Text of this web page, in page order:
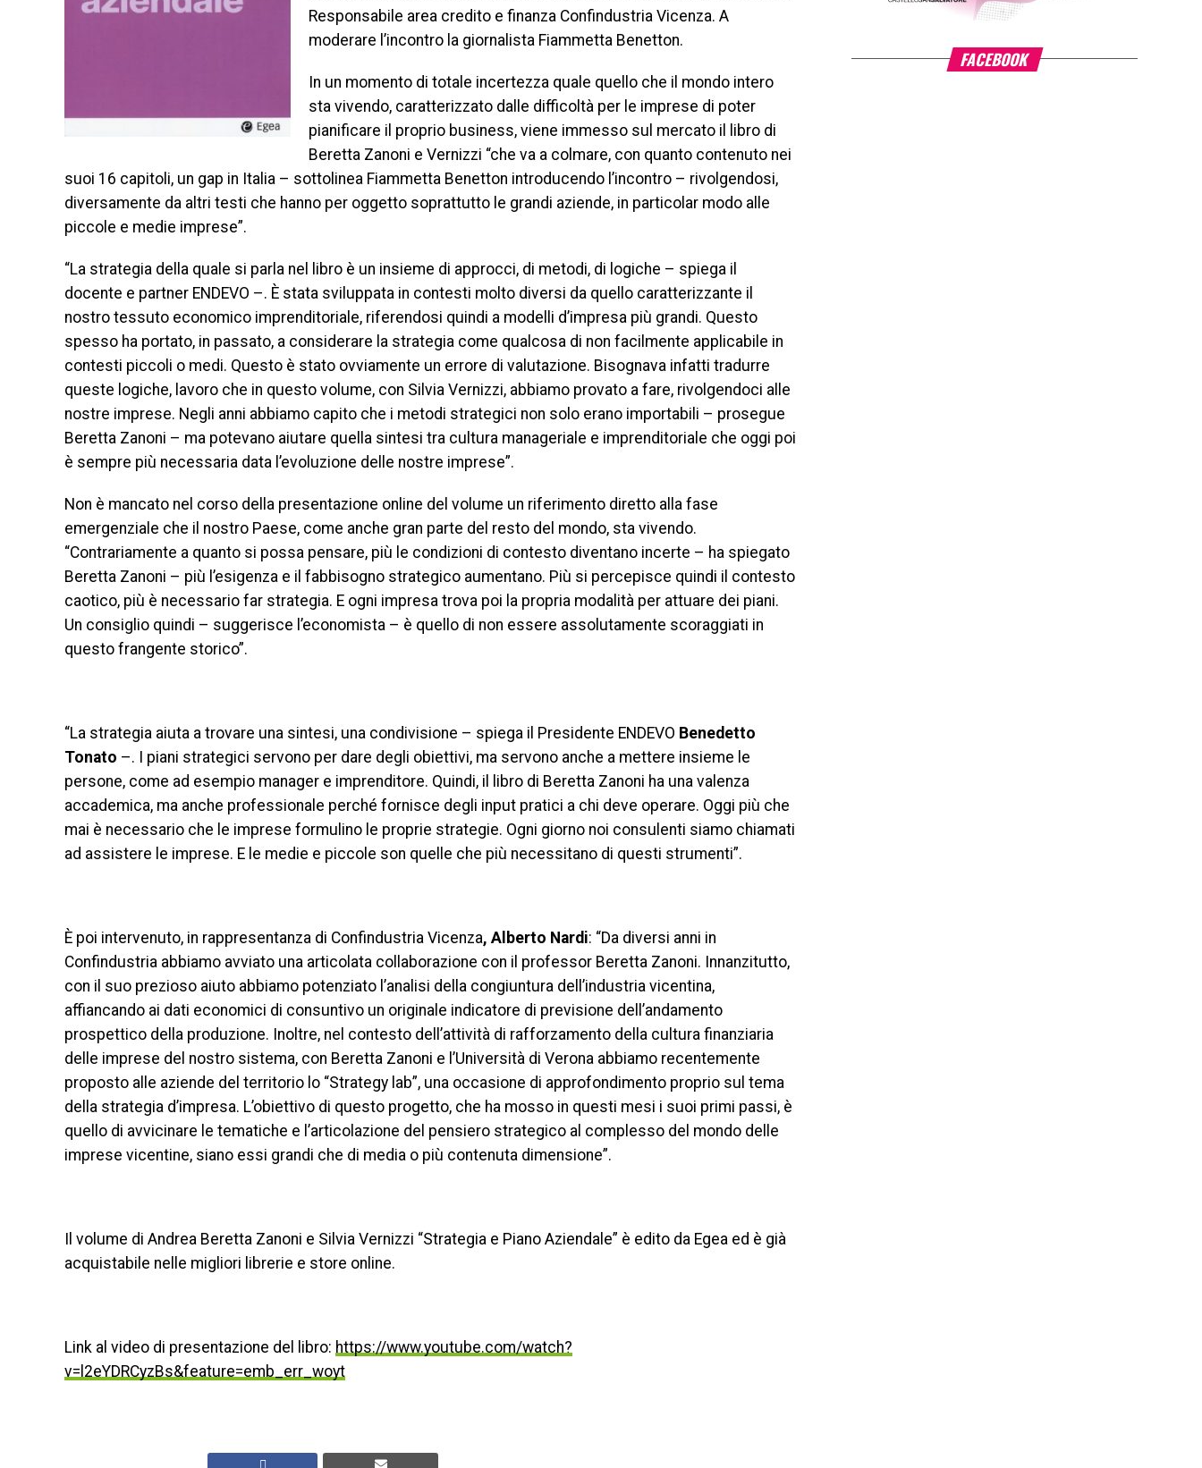
Responsabile area credito e finanza Confindustria Vicenza. A
moderare l’incontro la giornalista Fiammetta Benetton.
In un momento di totale incertezza quale quello che il mondo intero
sta vivendo, caratterizzato dalle difficoltà per le imprese di poter
pianificare il proprio business, viene immesso sul mercato il libro di
Beretta Zanoni e Vernizzi “che va a colmare, con quanto contenuto nei
suoi 16 capitoli, un gap in Italia – sottolinea Fiammetta Benetton introducendo l’incontro – rivolgendosi,
diversamente da altri testi che hanno per oggetto soprattutto le grandi aziende, in particolar modo alle
piccole e medie imprese”.
“La strategia della quale si parla nel libro è un insieme di approcci, di metodi, di logiche – spiega il
docente e partner ENDEVO –. È stata sviluppata in contesti molto diversi da quello caratterizzante il
nostro tessuto economico imprenditoriale, riferendosi quindi a modelli d’impresa più grandi. Questo
spesso ha portato, in passato, a considerare la strategia come qualcosa di non facilmente applicabile in
contesti piccoli o medi. Questo è stato ovviamente un errore di valutazione. Bisognava infatti tradurre
queste logiche, lavoro che in questo volume, con Silvia Vernizzi, abbiamo provato a fare, rivolgendoci alle
nostre imprese. Negli anni abbiamo capito che i metodi strategici non solo erano importabili – prosegue
Beretta Zanoni – ma potevano aiutare quella sintesi tra cultura manageriale e imprenditoriale che oggi poi
è sempre più necessaria data l’evoluzione delle nostre imprese”.
Non è mancato nel corso della presentazione online del volume un riferimento diretto alla fase
emergenziale che il nostro Paese, come anche gran parte del resto del mondo, sta vivendo.
“Contrariamente a quanto si possa pensare, più le condizioni di contesto diventano incerte – ha spiegato
Beretta Zanoni – più l’esigenza e il fabbisogno strategico aumentano. Più si percepisce quindi il contesto
caotico, più è necessario far strategia. E ogni impresa trova poi la propria modalità per attuare dei piani.
Un consiglio quindi – suggerisce l’economista – è quello di non essere assolutamente scoraggiati in
questo frangente storico”.
“La strategia aiuta a trovare una sintesi, una condivisione – spiega il Presidente ENDEVO Benedetto
Tonato –. I piani strategici servono per dare degli obiettivi, ma servono anche a mettere insieme le
persone, come ad esempio manager e imprenditore. Quindi, il libro di Beretta Zanoni ha una valenza
accademica, ma anche professionale perché fornisce degli input pratici a chi deve operare. Oggi più che
mai è necessario che le imprese formulino le proprie strategie. Ogni giorno noi consulenti siamo chiamati
ad assistere le imprese. E le medie e piccole son quelle che più necessitano di questi strumenti”.
È poi intervenuto, in rappresentanza di Confindustria Vicenza, Alberto Nardi: “Da diversi anni in
Confindustria abbiamo avviato una articolata collaborazione con il professor Beretta Zanoni. Innanzitutto,
con il suo prezioso aiuto abbiamo potenziato l’analisi della congiuntura dell’industria vicentina,
affiancando ai dati economici di consuntivo un originale indicatore di previsione dell’andamento
prospettico della produzione. Inoltre, nel contesto dell’attività di rafforzamento della cultura finanziaria
delle imprese del nostro sistema, con Beretta Zanoni e l’Università di Verona abbiamo recentemente
proposto alle aziende del territorio lo “Strategy lab”, una occasione di approfondimento proprio sul tema
della strategia d’impresa. L’obiettivo di questo progetto, che ha mosso in questi mesi i suoi primi passi, è
quello di avvicinare le tematiche e l’articolazione del pensiero strategico al complesso del mondo delle
imprese vicentine, siano essi grandi che di media o più contenuta dimensione”.
Il volume di Andrea Beretta Zanoni e Silvia Vernizzi “Strategia e Piano Aziendale” è edito da Egea ed è già
acquistabile nelle migliori librerie e store online.
Link al video di presentazione del libro: https://www.youtube.com/watch?
v=l2eYDRCyzBs&feature=emb_err_woyt
FACEBOOK